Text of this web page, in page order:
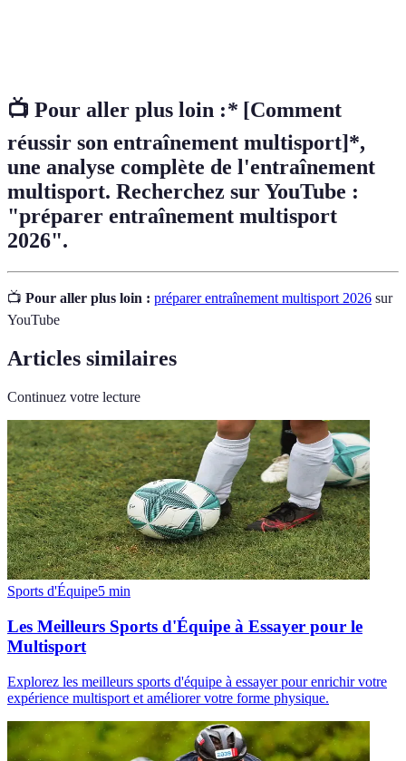
📺 Pour aller plus loin :* [Comment
réussir son entraînement multisport]*,
une analyse complète de l'entraînement
multisport. Recherchez sur YouTube :
"préparer entraînement multisport
2026".
📺 Pour aller plus loin : préparer entraînement multisport 2026 sur
YouTube
Articles similaires
Continuez votre lecture
Sports d'Équipe5 min
Les Meilleurs Sports d'Équipe à Essayer pour le
Multisport
Explorez les meilleurs sports d'équipe à essayer pour enrichir votre
expérience multisport et améliorer votre forme physique.